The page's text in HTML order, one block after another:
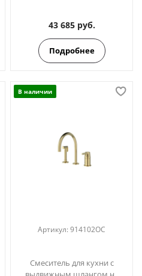
43 685 руб.
Подробнее
В наличии
Артикул:914102OC
Cмеситель для кухни с